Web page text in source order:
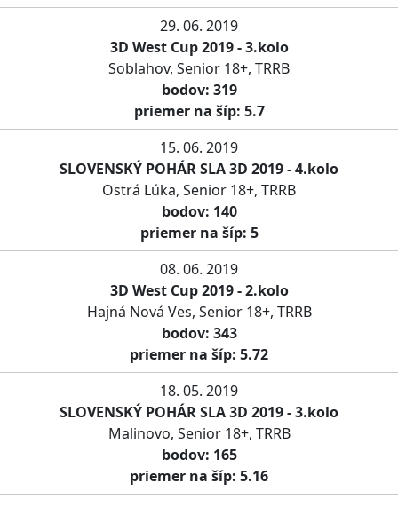
29. 06. 2019
3D West Cup 2019 - 3.kolo
Soblahov, Senior 18+, TRRB
bodov: 319
priemer na šíp: 5.7
15. 06. 2019
SLOVENSKÝ POHÁR SLA 3D 2019 - 4.kolo
Ostrá Lúka, Senior 18+, TRRB
bodov: 140
priemer na šíp: 5
08. 06. 2019
3D West Cup 2019 - 2.kolo
Hajná Nová Ves, Senior 18+, TRRB
bodov: 343
priemer na šíp: 5.72
18. 05. 2019
SLOVENSKÝ POHÁR SLA 3D 2019 - 3.kolo
Malinovo, Senior 18+, TRRB
bodov: 165
priemer na šíp: 5.16